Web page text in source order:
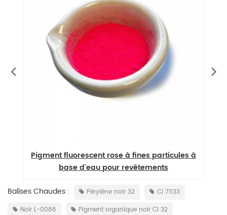
Pigment fluorescent rose à fines particules à
base d'eau pour revêtements
Balises Chaudes :
Pérylène noir 32
CI 71133
Noir L-0086
Pigment organique noir CI 32